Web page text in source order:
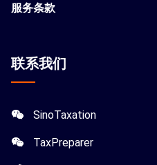
服务条款
联系我们
SinoTaxation
TaxPreparer